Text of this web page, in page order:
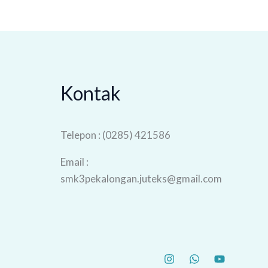
Kontak
Telepon : (0285) 421586
Email :
smk3pekalongan.juteks@gmail.com